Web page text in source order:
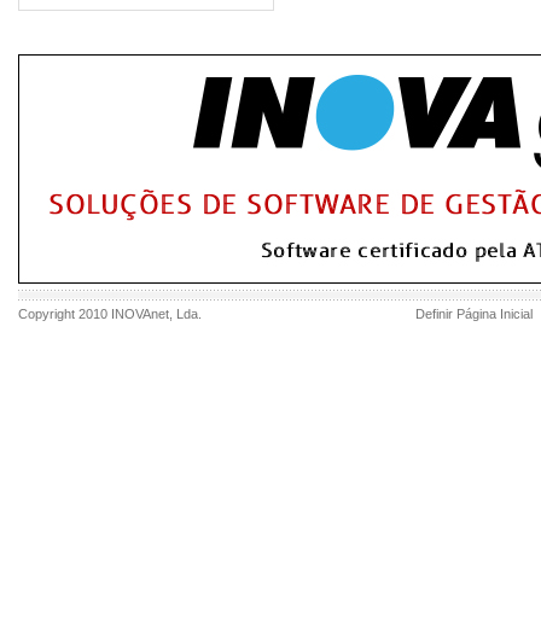
Copyright 2010 INOVAnet , Lda. Definir Página Inicial